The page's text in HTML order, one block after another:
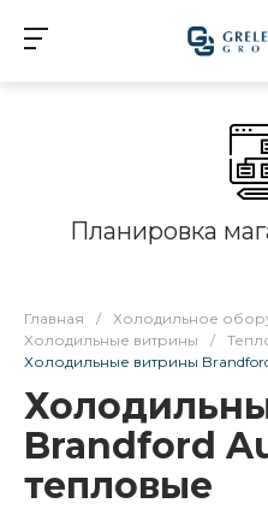
Планировка
Главная / Холодильное
Холодильные витрины
/
Холодильные витрины
Brandford
тепловые